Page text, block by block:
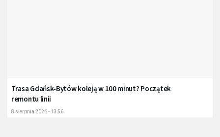
Trasa Gdańsk-Bytów koleją w 100 minut? Początek
remontu linii
8 sierpnia 2026 - 13:56